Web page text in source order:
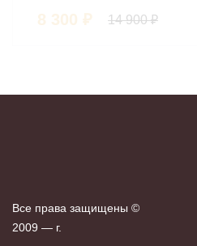
8 300 ₽ 14 900₽
Все права защищены ©
2009 — г.